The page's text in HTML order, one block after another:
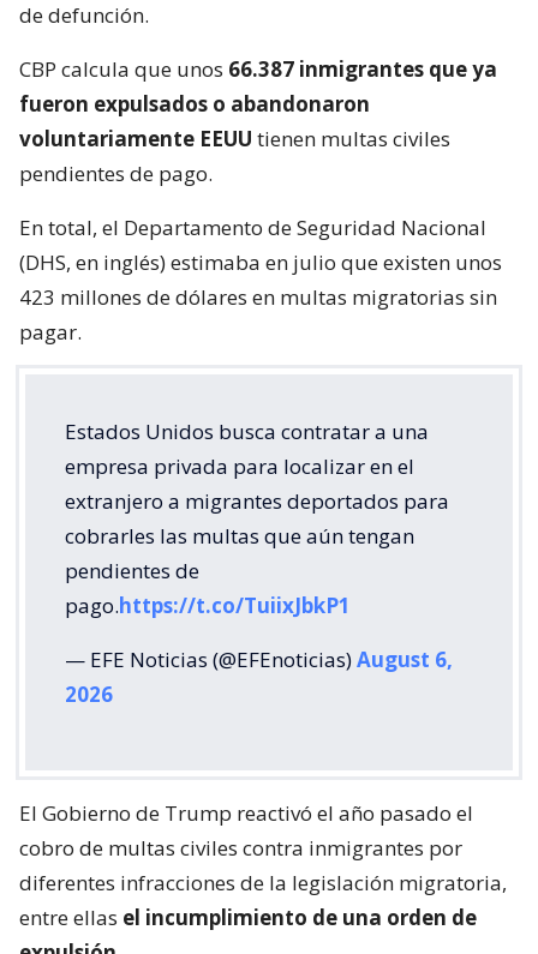
de defunción.
CBP calcula que unos 66.387 inmigrantes que ya
fueron expulsados o abandonaron
voluntariamente EEUU tienen multas civiles
pendientes de pago.
En total, el Departamento de Seguridad Nacional
(DHS, en inglés) estimaba en julio que existen unos
423 millones de dólares en multas migratorias sin
pagar.
Estados Unidos busca contratar a una
empresa privada para localizar en el
extranjero a migrantes deportados para
cobrarles las multas que aún tengan
pendientes de
pago.https://t.co/TuiixJbkP1
— EFE Noticias (@EFEnoticias)August 6,
2026
El Gobierno de Trump reactivó el año pasado el
cobro de multas civiles contra inmigrantes por
diferentes infracciones de la legislación migratoria,
entre ellas el incumplimiento de una orden de